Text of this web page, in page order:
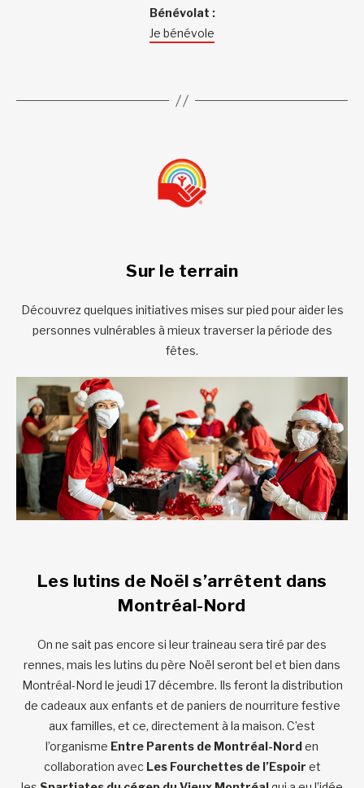
Bénévolat :
Je bénévole
Sur le terrain
Découvrez quelques initiatives mises sur pied pour aider les
personnes vulnérables à mieux traverser la période des
fêtes.
Les lutins de Noël s’arrêtent dans
Montréal-Nord
On ne sait pas encore si leur traineau sera tiré par des
rennes, mais les lutins du père Noël seront bel et bien dans
Montréal-Nord le jeudi 17 décembre. Ils feront la distribution
de cadeaux aux enfants et de paniers de nourriture festive
aux familles, et ce, directement à la maison. C’est
l’organisme Entre Parents de Montréal-Norden
collaboration avec Les Fourchettes de l’Espoir et